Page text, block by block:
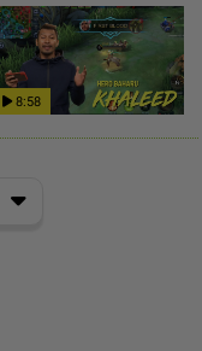
8:58